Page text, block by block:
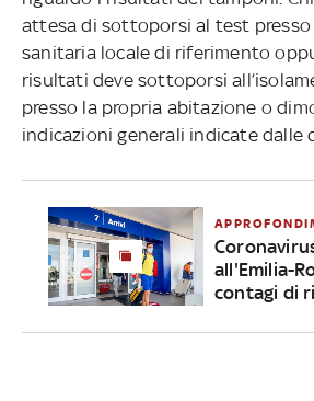
attesa di sottoporsi al test presso
sanitaria locale di riferimento
risultati deve sottoporsi
presso la propria abitazione o
indicazioni generali indicate dalle
all'Emilia-
contagi di